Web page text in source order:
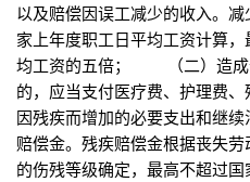
以及赔偿因误工减少的收入。
家上年度职工日平均工资计算
均工资的五倍； （二）造成
的，应当支付医疗费、护理费
因残疾而增加的必要支出和继
赔偿金。残疾赔偿金根据丧失
的伤残等级确定，最高不超过